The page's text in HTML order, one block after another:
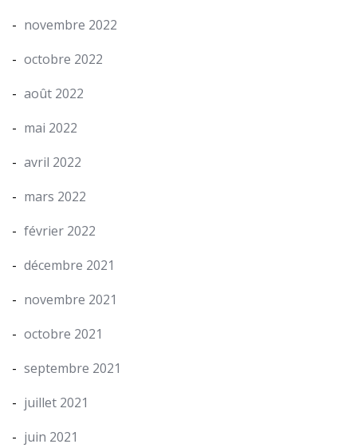
novembre 2022
octobre 2022
août 2022
mai 2022
avril 2022
mars 2022
février 2022
décembre 2021
novembre 2021
octobre 2021
septembre 2021
juillet 2021
juin 2021